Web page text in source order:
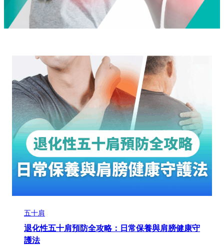
五十肩
退化性五十肩預防全攻略：日常保養與肩膀健康守
護法